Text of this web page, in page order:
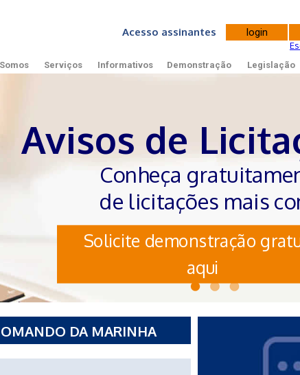
Acesso assinantes
Serviços Informativos Demonstração Legislação
Avisos de
Conheça
de licitações mais
Solicite demonstração
aqui
DA MARINHA